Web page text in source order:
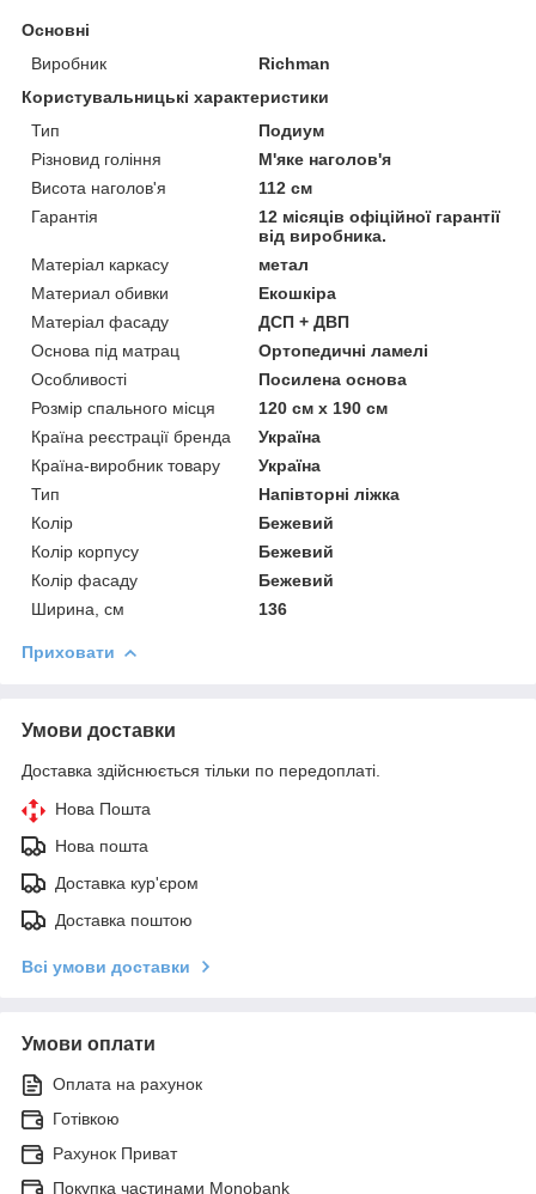
Основні
Виробник
Richman
Користувальницькі характеристики
Тип
Подиум
Різновид гоління
М'яке наголов'я
Висота наголов'я
112 см
Гарантія
12 місяців офіційної гарантії
від виробника.
Матеріал каркасу
метал
Материал обивки
Екошкіра
Матеріал фасаду
ДСП + ДВП
Основа під матрац
Ортопедичні ламелі
Особливості
Посилена основа
Розмір спального місця
120 см х 190 см
Країна реєстрації бренда
Україна
Країна-виробник товару
Україна
Тип
Напівторні ліжка
Колір
Бежевий
Колір корпусу
Бежевий
Колір фасаду
Бежевий
Ширина, см
136
Приховати
Умови доставки
Доставка здійснюється тільки по передоплаті.
Нова Пошта
Нова пошта
Доставка кур'єром
Доставка поштою
Всі умови доставки
Умови оплати
Оплата на рахунок
Готівкою
Рахунок Приват
Покупка частинами Monobank